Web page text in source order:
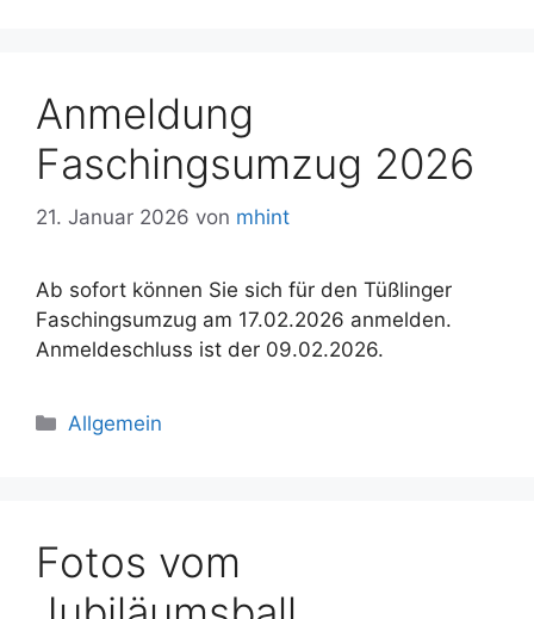
Anmeldung
Faschingsumzug 2026
21. Januar 2026 von mhint
Ab sofort können Sie sich für den Tüßlinger
Faschingsumzug am 17.02.2026 anmelden.
Anmeldeschluss ist der 09.02.2026.
Kategorien
Allgemein
Fotos vom